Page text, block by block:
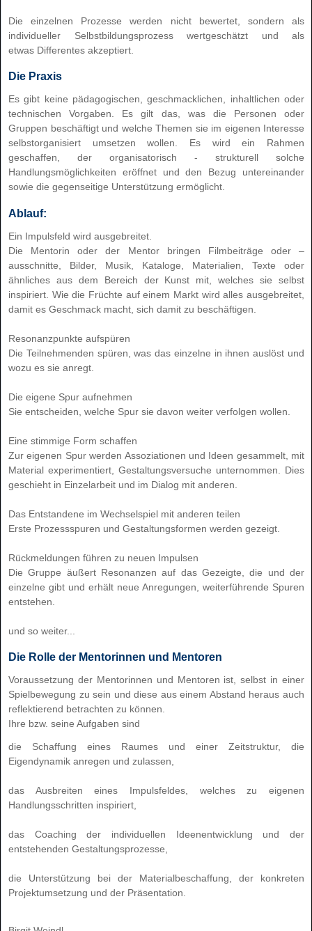
Die einzelnen Prozesse werden nicht bewertet, sondern als
individueller Selbstbildungsprozess wertgeschätzt und als
etwas Differentes akzeptiert.
Die Praxis
Es gibt keine pädagogischen, geschmacklichen, inhaltlichen oder
technischen Vorgaben. Es gilt das, was die Personen oder
Gruppen beschäftigt und welche Themen sie im eigenen Interesse
selbstorganisiert umsetzen wollen. Es wird ein Rahmen
geschaffen, der organisatorisch - strukturell solche
Handlungsmöglichkeiten eröffnet und den Bezug untereinander
sowie die gegenseitige Unterstützung ermöglicht.
Ablauf:
Ein Impulsfeld wird ausgebreitet.
Die Mentorin oder der Mentor bringen Filmbeiträge oder –
ausschnitte, Bilder, Musik, Kataloge, Materialien, Texte oder
ähnliches aus dem Bereich der Kunst mit, welches sie selbst
inspiriert. Wie die Früchte auf einem Markt wird alles ausgebreitet,
damit es Geschmack macht, sich damit zu beschäftigen.
Resonanzpunkte aufspüren
Die Teilnehmenden spüren, was das einzelne in ihnen auslöst und
wozu es sie anregt.
Die eigene Spur aufnehmen
Sie entscheiden, welche Spur sie davon weiter verfolgen wollen.
Eine stimmige Form schaffen
Zur eigenen Spur werden Assoziationen und Ideen gesammelt, mit
Material experimentiert, Gestaltungsversuche unternommen. Dies
geschieht in Einzelarbeit und im Dialog mit anderen.
Das Entstandene im Wechselspiel mit anderen teilen
Erste Prozessspuren und Gestaltungsformen werden gezeigt.
Rückmeldungen führen zu neuen Impulsen
Die Gruppe äußert Resonanzen auf das Gezeigte, die und der
einzelne gibt und erhält neue Anregungen, weiterführende Spuren
entstehen.
und so weiter...
Die Rolle der Mentorinnen und Mentoren
Voraussetzung der Mentorinnen und Mentoren ist, selbst in einer
Spielbewegung zu sein und diese aus einem Abstand heraus auch
reflektierend betrachten zu können.
Ihre bzw. seine Aufgaben sind
die Schaffung eines Raumes und einer Zeitstruktur, die
Eigendynamik anregen und zulassen,
das Ausbreiten eines Impulsfeldes, welches zu eigenen
Handlungsschritten inspiriert,
das Coaching der individuellen Ideenentwicklung und der
entstehenden Gestaltungsprozesse,
die Unterstützung bei der Materialbeschaffung, der konkreten
Projektumsetzung und der Präsentation.